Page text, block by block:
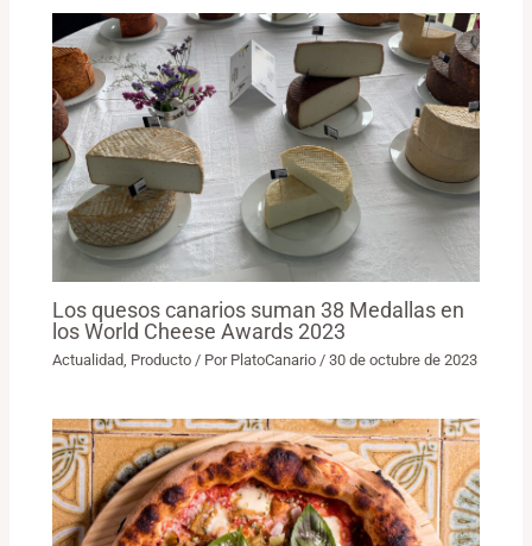
Los quesos canarios suman 38 Medallas en
los World Cheese Awards 2023
Actualidad Producto / Por PlatoCanario /30 de octubre de 2023